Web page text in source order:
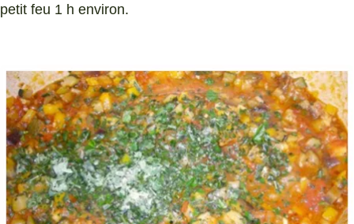
petit feu 1 h environ.